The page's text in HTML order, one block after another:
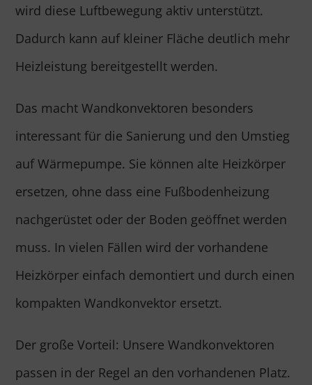
wird diese Luftbewegung aktiv unterstützt.
Dadurch kann auf kleiner Fläche deutlich mehr
Heizleistung bereitgestellt werden.
Das macht Wandkonvektoren besonders
interessant für die Sanierung und den Umstieg
auf Wärmepumpe. Sie können alte Heizkörper
ersetzen, ohne dass eine Fußbodenheizung
nachgerüstet oder der Boden geöffnet werden
muss. In vielen Fällen wird der vorhandene
Heizkörper einfach demontiert und durch einen
kompakten Wandkonvektor ersetzt.
Der große Vorteil: Unsere Wandkonvektoren
passen in der Regel an den vorhandenen Platz.